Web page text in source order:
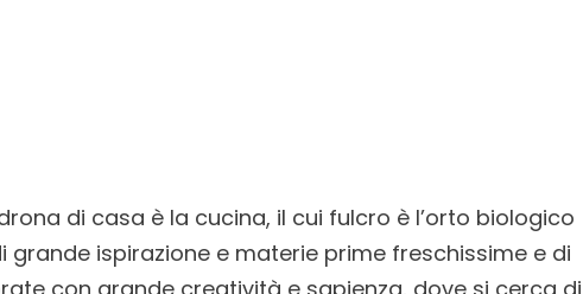
di casa è la cucina, il cui fulcro è l’orto biologico
ispirazione e materie prime freschissime e di